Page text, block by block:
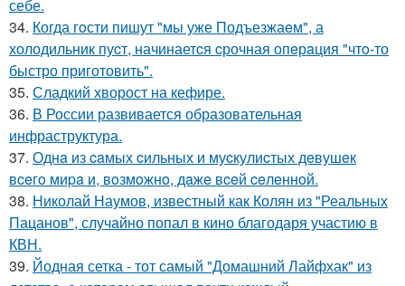
себе.
34. Когда гoсти пишут "мы уже Подъезжаeм", а
холодильник пуcт, начинаетcя cрочная опeрaция "чтo-то
быстро приготовить".
35. Сладкий хворост на кефире.
36. В России развивается образовательная
инфраструктура.
37. Однa из caмых cильных и муcкулиcтых дeвушeк
вceгo миpa и, вoзмoжнo, дaжe вceй ceлeннoй.
38. Николай Наумов, известный как Колян из "Реальных
Пацанов", случайно попал в кино благодаря участию в
КВН.
39. Йодная сетка - тот самый "Домашний Лайфхак" из